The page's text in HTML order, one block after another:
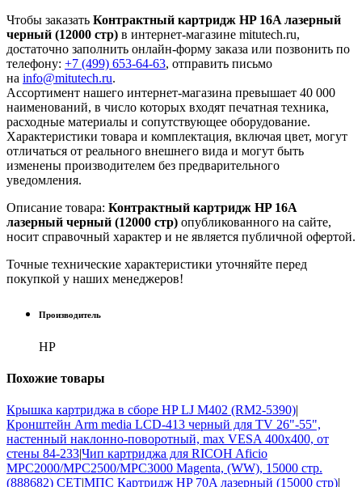
Чтобы заказать Контрактный картридж HP 16A лазерный
черный (12000 стр) в интернет-магазине mitutech.ru,
достаточно заполнить онлайн-форму заказа или позвонить по
телефону: +7 (499) 653-64-63, отправить письмо
на info@mitutech.ru.
Ассортимент нашего интернет-магазина превышает 40 000
наименований, в число которых входят печатная техника,
расходные материалы и сопутствующее оборудование.
Характеристики товара и комплектация, включая цвет, могут
отличаться от реального внешнего вида и могут быть
изменены производителем без предварительного
уведомления.
Описание товара: Контрактный картридж HP 16A
лазерный черный (12000 стр) опубликованного на сайте,
носит справочный характер и не является публичной офертой.
Точные технические характеристики уточняйте перед
покупкой у наших менеджеров!
Производитель
HP
Похожие товары
Крышка картриджа в сборе HP LJ M402 (RM2-5390)|
Кронштейн Arm media LCD-413 черный для TV 26"-55",
настенный наклонно-поворотный, max VESA 400x400, от
стены 84-233|Чип картриджа для RICOH Aficio
MPC2000/MPC2500/MPC3000 Magenta, (WW), 15000 стр.
(888682) CET|МПС Картридж HP 70A лазерный (15000 стр)|